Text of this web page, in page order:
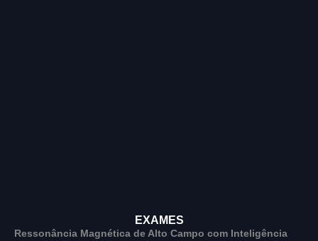
EXAMES
Ressonância Magnética de Alto Campo com Inteligência